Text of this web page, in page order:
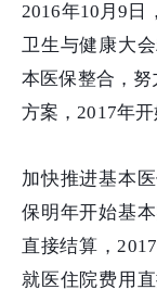
2016年10月9日
卫生与健康大
本医保整合，
方案，2017年
加快推进基本
保明年开始基
直接结算，
就医住院费用